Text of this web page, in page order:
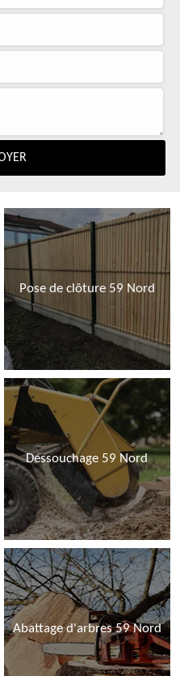
Pose de clôture 59 Nord
Dessouchage 59 Nord
Abattage d'arbres 59 Nord